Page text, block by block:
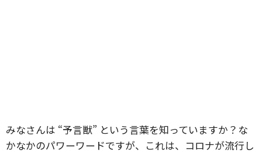
みなさんは “予言獣” という言葉を知っていますか？な
かなかのパワーワードですが、これは、コロナが流行し